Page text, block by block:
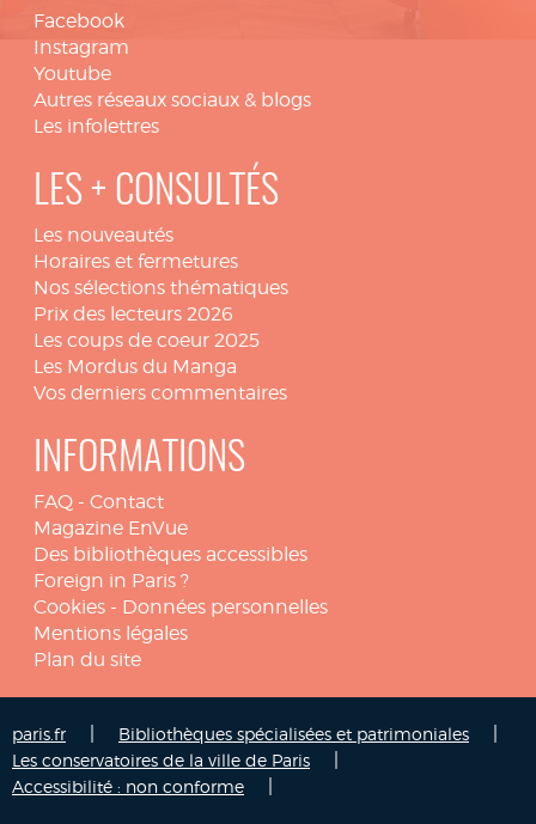
Facebook
Instagram
Youtube
Autres réseaux sociaux & blogs
Les infolettres
LES + CONSULTÉS
Les nouveautés
Horaires et fermetures
Nos sélections thématiques
Prix des lecteurs 2026
Les coups de coeur 2025
Les Mordus du Manga
Vos derniers commentaires
INFORMATIONS
FAQ - Contact
Magazine EnVue
Des bibliothèques accessibles
Foreign in Paris ?
Cookies - Données personnelles
Mentions légales
Plan du site
paris.fr Bibliothèques spécialisées et patrimoniales
Les conservatoires de la ville de Paris
Accessibilité : non conforme